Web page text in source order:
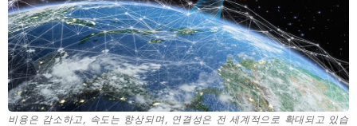
비용은 감소하고, 속도는 향상되며, 연결성은 전 세계적으로 확대되고 있습